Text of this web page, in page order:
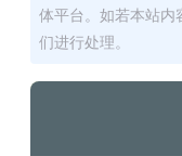
体平台。如若本站内
们进行处理。